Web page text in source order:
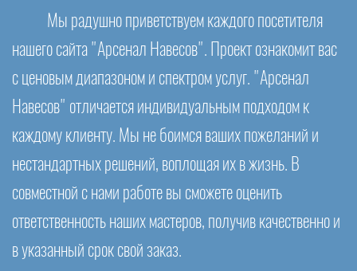
Мы радушно приветствуем каждого посетителя
нашего сайта "Арсенал Навесов". Проект ознакомит вас
с ценовым диапазоном и спектром услуг. "Арсенал
Навесов" отличается индивидуальным подходом к
каждому клиенту. Мы не боимся ваших пожеланий и
нестандартных решений, воплощая их в жизнь. В
совместной с нами работе вы сможете оценить
ответственность наших мастеров, получив качественно и
в указанный срок свой заказ.